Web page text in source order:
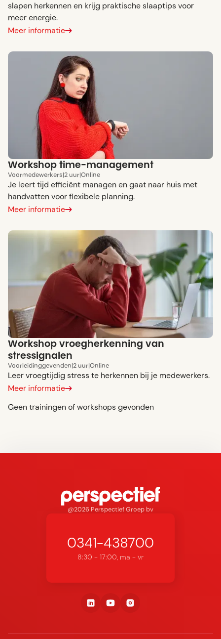
slapen herkennen en krijg praktische slaaptips voor
meer energie.
Meer informatie
Workshop time-management
Voormedewerkers|2 uur|Online
Je leert tijd efficiënt managen en gaat naar huis met
handvatten voor flexibele planning.
Meer informatie
Workshop vroegherkenning van
stressignalen
Voorleidinggevenden|2 uur|Online
Leer vroegtijdig stress te herkennen bij je medewerkers.
Meer informatie
Geen trainingen of workshops gevonden
@2026 Perspectief Groep bv
0341-438700
8:30 - 17:00, ma - vr